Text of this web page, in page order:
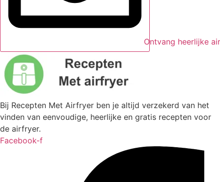
Ontvang heerlijke
Bij Recepten Met Airfryer ben je altijd verzekerd van het
vinden van eenvoudige, heerlijke en gratis recepten voor
de airfryer.
Facebook-f